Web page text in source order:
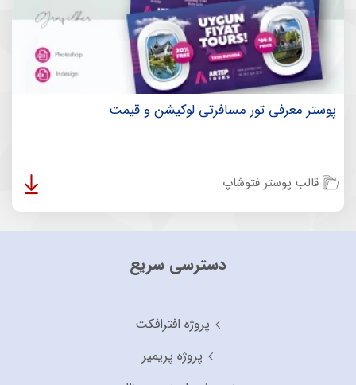
پوستر معرفی تور مسافرتی لوکیشن و قیمت
قالب پوستر فتوشاپ
دسترسی سریع
پروژه افترافکت
پروژه پریمیر